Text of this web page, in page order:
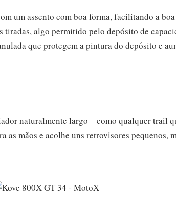
um assento com boa forma, facilitando a
algo permitido pelo depósito de
que protegem a pintura do depósito e
naturalmente largo – como qualquer trail
mãos e acolhe uns retrovisores pequenos,